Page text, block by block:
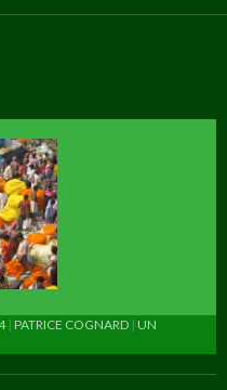
PATRICE COGNARD UN